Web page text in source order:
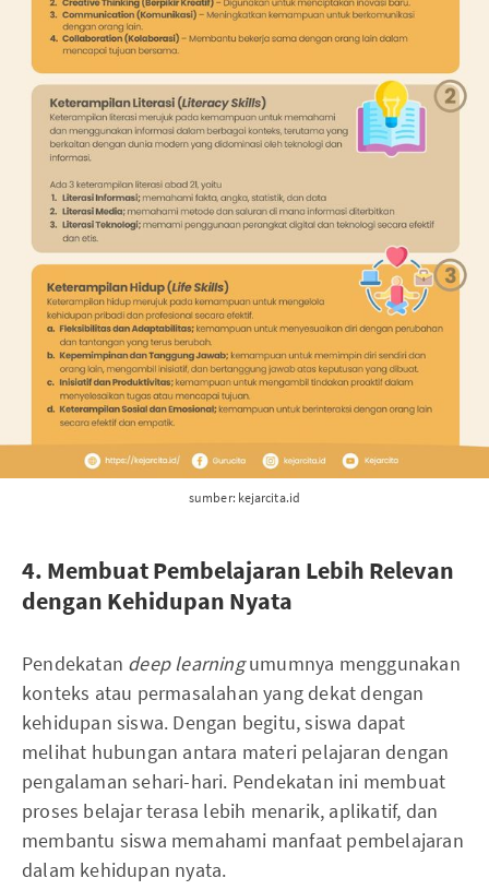
sumber: kejarcita.id
4. Membuat Pembelajaran Lebih Relevan
dengan Kehidupan Nyata
Pendekatan deep learningumumnya menggunakan
konteks atau permasalahan yang dekat dengan
kehidupan siswa. Dengan begitu, siswa dapat
melihat hubungan antara materi pelajaran dengan
pengalaman sehari-hari. Pendekatan ini membuat
proses belajar terasa lebih menarik, aplikatif, dan
membantu siswa memahami manfaat pembelajaran
dalam kehidupan nyata.